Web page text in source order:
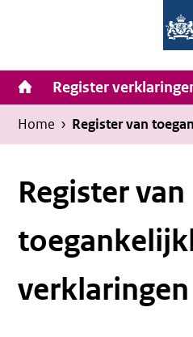
inhoud
van
van
Register
Kruimelpad
U
bevindt
hier:
Home › Register van
Register van
verklaringen